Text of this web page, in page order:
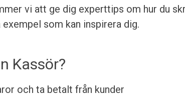
vi att ge dig experttips om hur du
som kan inspirera dig.
Kassör?
och ta betalt från kunder